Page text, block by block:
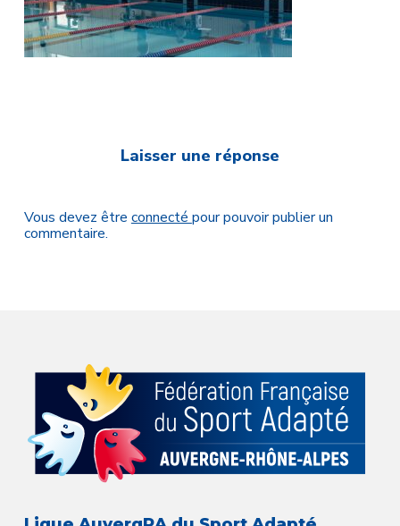
Laisser une réponse
Vous devez être connecté pour pouvoir publier un
commentaire.